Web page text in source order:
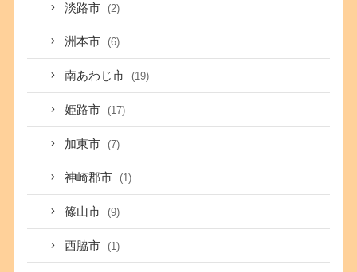
淡路市 (2)
洲本市 (6)
南あわじ市 (19)
姫路市 (17)
加東市 (7)
神崎郡市 (1)
篠山市 (9)
西脇市 (1)